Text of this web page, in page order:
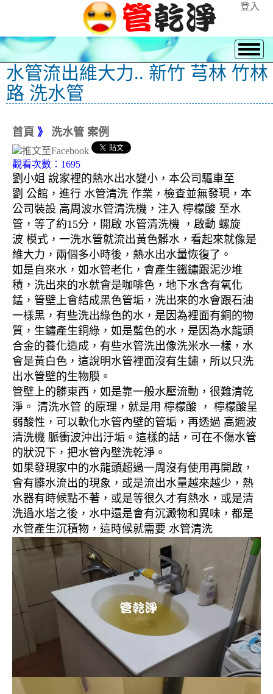
登入
水管流出維大力.. 新竹 芎林 竹林
路 洗水管
首頁 》 洗水管 案例
觀看次數：1695
劉小姐 說家裡的熱水出水變小，本公司驅車至
劉 公館，進行 水管清洗 作業，檢查並無發現，本
公司裝設 高周波水管清洗機，注入 檸檬酸 至水
管，等了約15分，開啟 水管清洗機 ，啟動 螺旋
波 模式，一洗水管就流出黃色髒水，看起來就像是
維大力，兩個多小時後，熱水出水量恢復了。
如是自來水，如水管老化，會產生鐵鏽跟泥沙堆
積，洗出來的水就會是咖啡色，地下水含有氧化
錳，管壁上會結成黑色管垢，洗出來的水會跟石油
一樣黑，有些洗出綠色的水，是因為裡面有銅的物
質，生鏽產生銅綠，如是藍色的水，是因為水龍頭
合金的養化造成，有些水管洗出像洗米水一樣，水
會是黃白色，這說明水管裡面沒有生鏽，所以只洗
出水管壁的生物膜。
管壁上的髒東西，如是靠一般水壓流動，很難清乾
淨。 清洗水管 的原理，就是用 檸檬酸 ， 檸檬酸呈
弱酸性，可以軟化水管內壁的管垢，再透過 高週波
清洗機 脈衝波沖出汙垢。這樣的話，可在不傷水管
的狀況下，把水管內壁洗乾淨。
如果發現家中的水龍頭超過一周沒有使用再開啟，
會有髒水流出的現象，或是流出水量越來越少，熱
水器有時候點不著，或是等很久才有熱水，或是清
洗過水塔之後，水中還是會有沉澱物和異味，都是
水管產生沉積物，這時候就需要 水管清洗